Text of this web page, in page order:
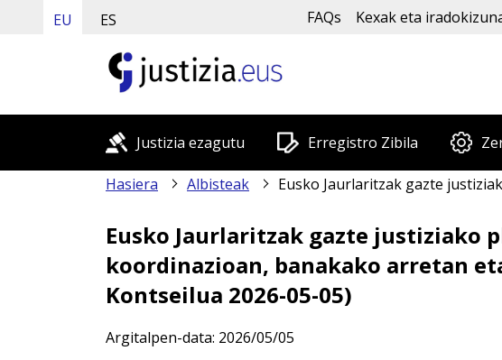
EU ES FAQs Kexak eta
Justizia ezagutu Erregistro Zibila
Hasiera Albisteak Eusko Jaurlaritzak gazte justiziako plan berri bat onartu du, erakundeen arteko koordinazioan, banakako arretan eta prebentzioan eta
Eusko Jaurlaritzak gazte justiziako
koordinazioan, banakako arretan
Kontseilua 2026-05-05)
Argitalpen-data: 2026/05/05